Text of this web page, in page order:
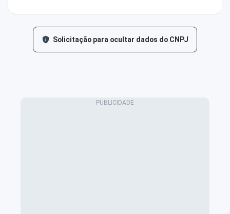
Solicitação para ocultar dados do CNPJ